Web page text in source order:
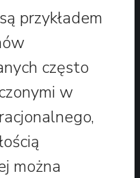
przykładem
często
w
można